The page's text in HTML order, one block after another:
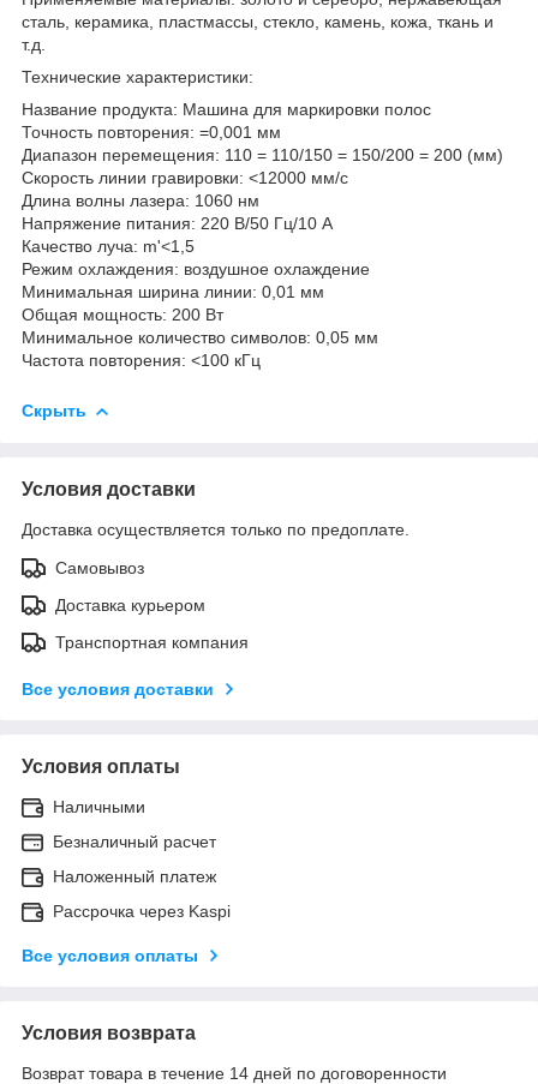
сталь, керамика, пластмассы, стекло, камень, кожа, ткань и
т.д.
Технические характеристики:
Название продукта: Машина для маркировки полос
Точность повторения: =0,001 мм
Диапазон перемещения: 110 = 110/150 = 150/200 = 200 (мм)
Скорость линии гравировки: <12000 мм/с
Длина волны лазера: 1060 нм
Напряжение питания: 220 В/50 Гц/10 А
Качество луча: m'<1,5
Режим охлаждения: воздушное охлаждение
Минимальная ширина линии: 0,01 мм
Общая мощность: 200 Вт
Минимальное количество символов: 0,05 мм
Частота повторения: <100 кГц
Скрыть
Условия доставки
Доставка осуществляется только по предоплате.
Самовывоз
Доставка курьером
Транспортная компания
Все условия доставки
Условия оплаты
Наличными
Безналичный расчет
Наложенный платеж
Рассрочка через Kaspi
Все условия оплаты
Условия возврата
Возврат товара в течение 14 дней по договоренности